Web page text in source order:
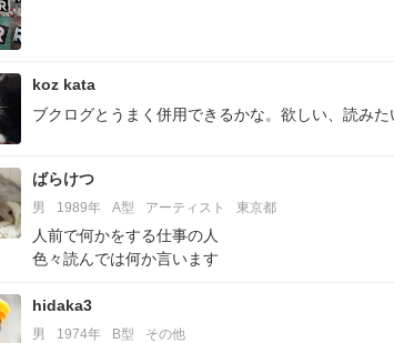
koz kata
ブクログとうまく併用できるかな。欲しい、読み
ばらけつ
男 1989年 A型 アーティスト 東京都
人前で何かをする仕事の人
色々読んでは何か言います
hidaka3
男 1974年 B型 その他